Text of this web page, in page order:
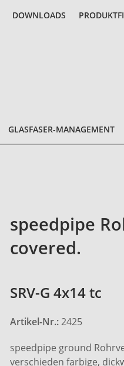
DOWNLOADS
GLASFASER-MANAGEMENT
speedpipe
covered.
SRV-G 4x14 tc
Artikel-Nr.:2425
speedpipe ground
verschieden farbige,